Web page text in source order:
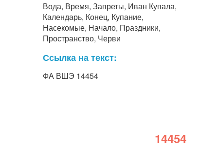
Вода, Время, Запреты, Иван Купала,
Календарь, Конец, Купание,
Насекомые, Начало, Праздники,
Пространство, Черви
Ссылка на текст:
ФА ВШЭ 14454
14454